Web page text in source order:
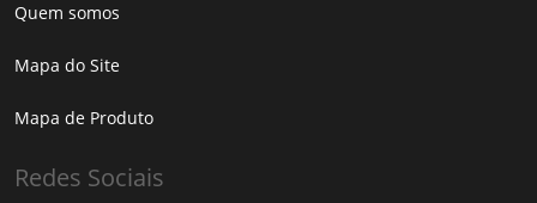
Quem somos
Mapa do Site
Mapa de Produto
Redes Sociais